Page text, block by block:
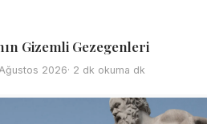
Gizemli Gezegenleri
2026· 2 dk okuma dk